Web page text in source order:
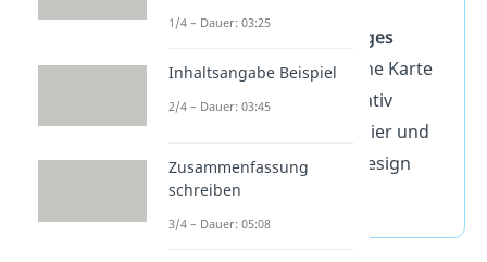
Wähle hochwertiges
Papier: Eine schöne Karte
wird durch qualitativ
hochwertiges Papier und
ansprechendes Design
noch besonderer.
1/4 – Dauer: 03:25
Inhaltsangabe Beispiel
2/4 – Dauer: 03:45
Zusammenfassung
schreiben
3/4 – Dauer: 05:08